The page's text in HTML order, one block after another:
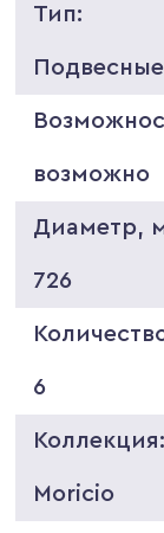
Тип:
Подвесные
возможно
Диаметр,
726
6
Коллекция:
Moricio